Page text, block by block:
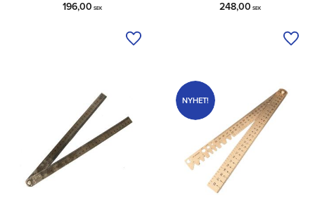
196,00 SEK
Tilføj til ønskeliste
248,00 SEK
NYHET!